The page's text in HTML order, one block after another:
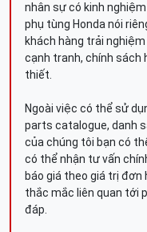
nhân sự có kinh
phụ tùng Honda nói
khách hàng trải
cạnh tranh, chính sách
thiết.
Ngoài việc có thể sử
parts catalogue, danh
của chúng tôi bạn có
có thể nhận tư vấn
báo giá theo giá trị đơn
thắc mắc liên quan tới
đáp.